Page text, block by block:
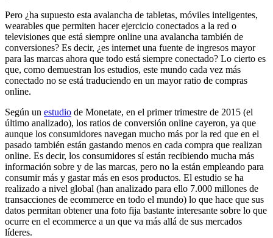
Pero ¿ha supuesto esta avalancha de tabletas, móviles inteligentes,
wearables que permiten hacer ejercicio conectados a la red o
televisiones que está siempre online una avalancha también de
conversiones? Es decir, ¿es internet una fuente de ingresos mayor
para las marcas ahora que todo está siempre conectado? Lo cierto es
que, como demuestran los estudios, este mundo cada vez más
conectado no se está traduciendo en un mayor ratio de compras
online.
Según un estudio de Monetate, en el primer trimestre de 2015 (el
último analizado), los ratios de conversión online cayeron, ya que
aunque los consumidores navegan mucho más por la red que en el
pasado también están gastando menos en cada compra que realizan
online. Es decir, los consumidores sí están recibiendo mucha más
información sobre y de las marcas, pero no la están empleando para
consumir más y gastar más en esos productos. El estudio se ha
realizado a nivel global (han analizado para ello 7.000 millones de
transacciones de ecommerce en todo el mundo) lo que hace que sus
datos permitan obtener una foto fija bastante interesante sobre lo que
ocurre en el ecommerce a un que va más allá de sus mercados
líderes.